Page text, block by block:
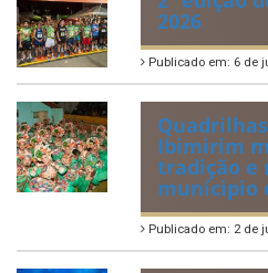
IBIPREV
Mérito
municipais
Publicado em: 20
2ª edição
2026